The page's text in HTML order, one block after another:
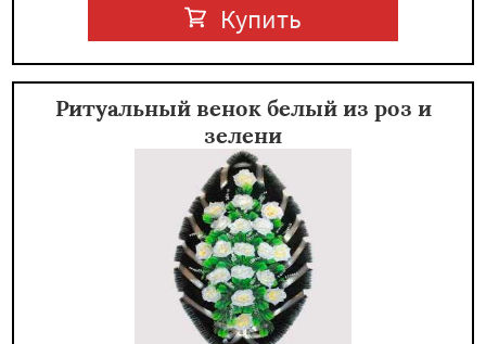
Купить
Ритуальный венок белый из роз и
зелени